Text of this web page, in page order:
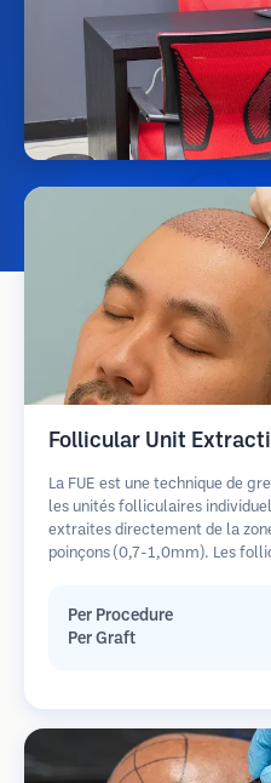
Follicular Unit
La FUE est une technique de
les unités folliculaires
extraites directement de la
poinçons (0,7-1,0mm). Les
guérison plus rapide par
en bandelette.
Per Procedure
Per Graft